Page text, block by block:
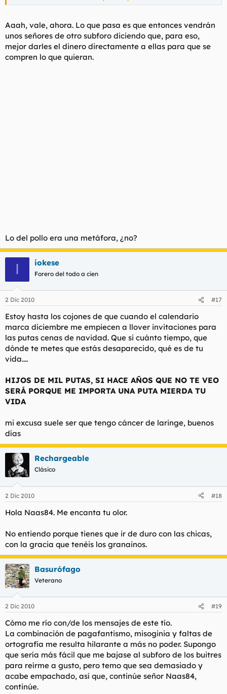
Vamos, esa es mi reflexion particular, nunca he tenido
decirlo.
Aaah, vale, ahora. Lo que pasa es que entonces vendrán
unos señores de otro subforo diciendo que, para eso,
mejor darles el dinero directamente a ellas para que se
compren lo que quieran.
Lo del pollo era una metáfora, ¿no?
I iokese
Forero del todo a cien
2 Dic 2010 #17
Estoy hasta los cojones de que cuando el calendario
marca diciembre me empiecen a llover invitaciones para
las putas cenas de navidad. Que si cuánto tiempo, que
dónde te metes que estás desaparecido, qué es de tu
vida....
HIJOS DE MIL PUTAS, SI HACE AÑOS QUE NO TE VEO
SERÁ PORQUE ME IMPORTA UNA PUTA MIERDA TU
VIDA
mi excusa suele ser que tengo cáncer de laringe, buenos
días
Rechargeable
Clásico
2 Dic 2010 #18
Hola Naas84. Me encanta tu olor.
No entiendo porque tienes que ir de duro con las chicas,
con la gracia que tenéis los granainos.
Basurófago
Veterano
2 Dic 2010 #19
Cómo me río con/de los mensajes de este tío.
La combinación de pagafantismo, misoginia y faltas de
ortografía me resulta hilarante a más no poder. Supongo
que sería más fácil que me bajase al subforo de los buitres
para reírme a gusto, pero temo que sea demasiado y
acabe empachado, así que, continúe señor Naas84,
continúe.